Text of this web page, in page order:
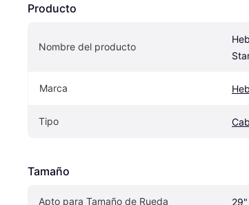
Producto
Nombre del producto
Marca
Tipo
Tamaño
Apto para Tamaño de Rueda 29"